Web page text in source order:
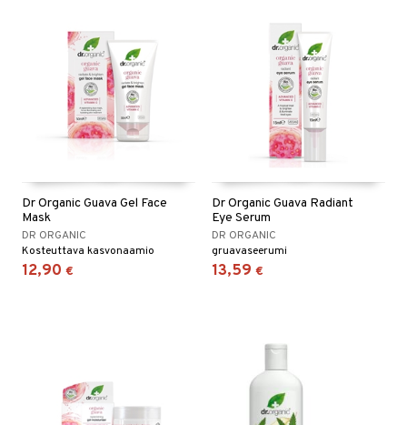
Dr Organic Guava Gel Face
Mask
DR ORGANIC
Kosteuttava kasvonaamio
12,90 €
Dr Organic Guava Radiant
Eye Serum
DR ORGANIC
gruavaseerumi
13,59 €